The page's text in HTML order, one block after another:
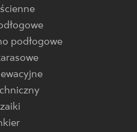
podłogowe